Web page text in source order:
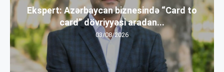
Ekspert: Azərbaycan biznesində “Card to
card” dövriyyəsi aradan...
03/08/2026